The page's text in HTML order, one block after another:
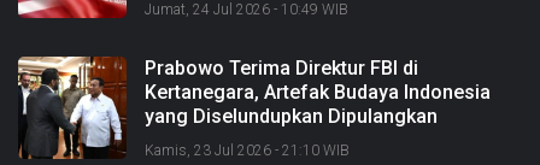
Jumat, 24 Jul 2026 - 10:49 WIB
Prabowo Terima Direktur FBI di
Kertanegara, Artefak Budaya Indonesia
yang Diselundupkan Dipulangkan
Kamis, 23 Jul 2026 - 21:10 WIB